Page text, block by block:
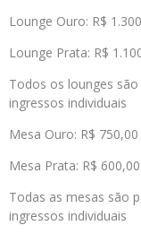
Lounge Ouro: R$
Lounge Prata: R$
Todos os lounges
ingressos individuais
Mesa Ouro: R$ 750,00
Mesa Prata: R$ 600,00
Todas as mesas são
ingressos individuais